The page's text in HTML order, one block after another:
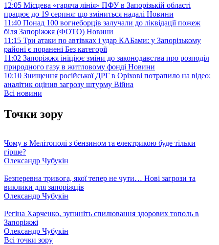
12:05 Місцева «гаряча лінія» ПФУ в Запорізькій області
працює до 19 серпня: що зміниться надалі Новини
11:40 Понад 100 вогнеборців залучали до ліквідації пожеж
біля Запоріжжя (ФОТО) Новини
11:15 Три атаки по автівках і удар КАБами: у Запорізькому
районі є поранені Без категорії
11:02 Запоріжжя ініціює зміни до законодавства про розподіл
природного газу в житловому фонді Новини
10:10 Знищення російської ДРГ в Оріхові потрапило на відео:
аналітик оцінив загрозу штурму Війна
Всі новини
Точки зору
Чому в Мелітополі з бензином та електрикою буде тільки
гірше?
Олександр Чубукін
Безперевна тривога, якої тепер не чути… Нові загрози та
виклики для запоріжців
Олександр Чубукін
Регіна Харченко, зупиніть спилювання здорових тополь в
Запоріжжі
Олександр Чубукін
Всі точки зору